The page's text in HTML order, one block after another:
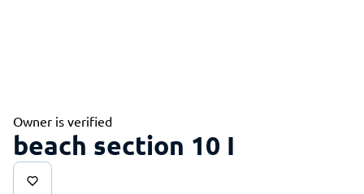
Owner is verified
beach section 10 I